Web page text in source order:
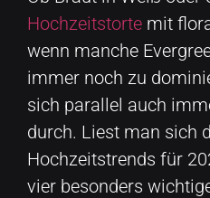
Hochzeitstorte mit
wenn manche
immer noch zu
sich parallel auch
durch. Liest man sich
Hochzeitstrends für
vier besonders